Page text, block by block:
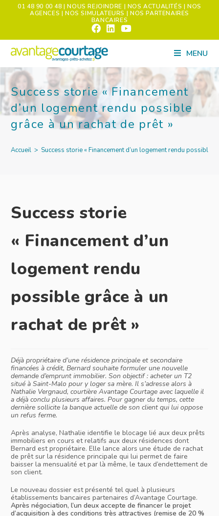
01 48 90 00 48 | NOUS REJOINDRE | NOS ACTUALITÉS | NOS
AGENCES | NOS SIMULATEURS | NOS PARTENAIRES
BANCAIRES
MENU
Success storie « Financement
d’un logement rendu possible
grâce à un rachat de prêt »
Accueil > Success storie « Financement d’un logement rendu possible
Success storie
« Financement d’un
logement rendu
possible grâce à un
rachat de prêt »
Déjà propriétaire d’une résidence principale et secondaire
financées à crédit, Bernard souhaite formuler une nouvelle
demande d’emprunt immobilier. Son objectif : acheter un T2
situé à Saint-Malo pour y loger sa mère. Il s’adresse alors à
Nathalie Vergnaud, courtière Avantage Courtage avec laquelle il
a déjà conclu plusieurs affaires. Pour gagner du temps, cette
dernière sollicite la banque actuelle de son client qui lui oppose
un refus ferme.
Après analyse, Nathalie identifie le blocage lié aux deux prêts
immobiliers en cours et relatifs aux deux résidences dont
Bernard est propriétaire. Elle lance alors une étude de rachat
de prêt sur la résidence principale qui lui permet de faire
baisser la mensualité et par là même, le taux d’endettement de
son client.
Le nouveau dossier est présenté tel quel à plusieurs
établissements bancaires partenaires d’Avantage Courtage.
Après négociation, l’un deux accepte de financer le projet
d’acquisition à des conditions très attractives (remise de 20 %